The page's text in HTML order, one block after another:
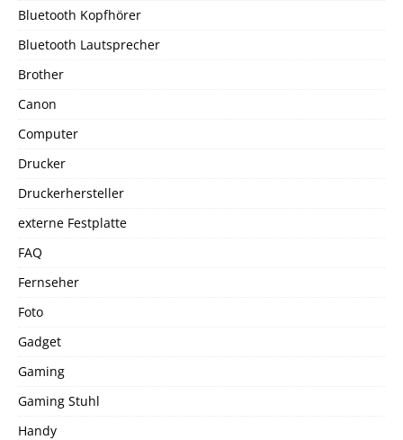
Bluetooth Kopfhörer
Bluetooth Lautsprecher
Brother
Canon
Computer
Drucker
Druckerhersteller
externe Festplatte
FAQ
Fernseher
Foto
Gadget
Gaming
Gaming Stuhl
Handy